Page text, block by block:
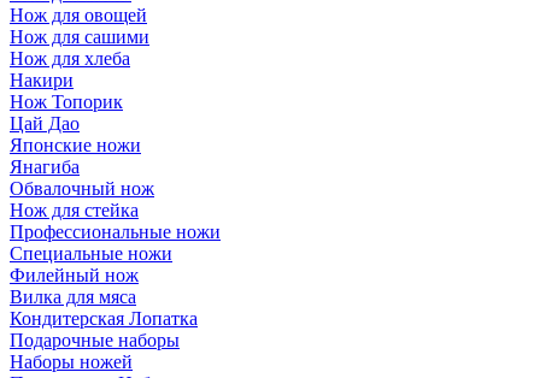
Нож для овощей
Нож для сашими
Нож для хлеба
Накири
Нож Топорик
Цай Дао
Японские ножи
Янагиба
Обвалочный нож
Нож для стейка
Профессиональные ножи
Специальные ножи
Филейный нож
Вилка для мяса
Кондитерская Лопатка
Подарочные наборы
Наборы ножей